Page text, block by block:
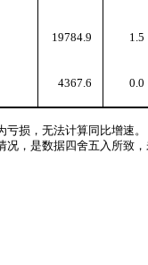
19784.9 1.5
4367.6 0.0
损，无法计算同比增速。
况，是数据四舍五入所致